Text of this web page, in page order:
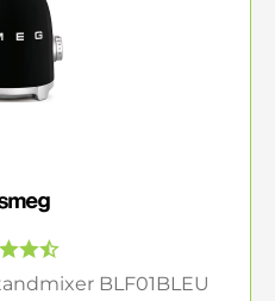
BLF01BLEU